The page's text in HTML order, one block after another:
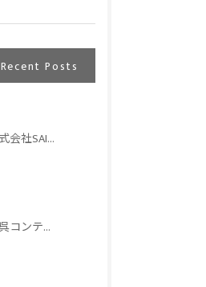
Recent Posts
株式会社SAITO稲荷新社屋
余呉コンテナハウス｜ISOコンテナを活用した滋賀の宿泊施設設計